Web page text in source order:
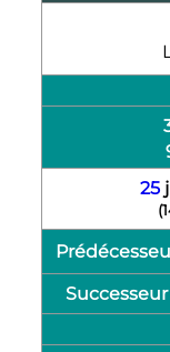
25
(
Successeur